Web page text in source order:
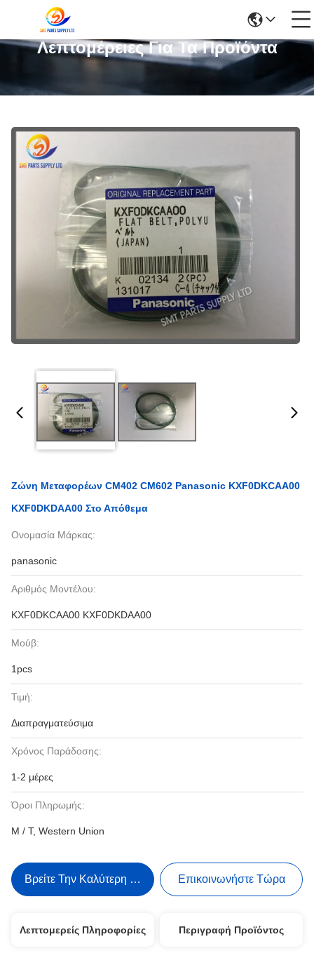
Λεπτομέρειες Για Τα Προϊόντα
Ζώνη Μεταφορέων CM402 CM602 Panasonic KXF0DKCAA00
KXF0DKDAA00 Στο Απόθεμα
Ονομασία Μάρκας:
panasonic
Αριθμός Μοντέλου:
KXF0DKCAA00 KXF0DKDAA00
Μούβ:
1pcs
Τιμή:
Διαπραγματεύσιμα
Χρόνος Παράδοσης:
1-2 μέρες
Όροι Πληρωμής:
Μ / Τ, Western Union
Βρείτε Την Καλύτερη Τιμή Επικοινωνήστε Τώρα
Λεπτομερείς Πληροφορίες Περιγραφή Προϊόντος